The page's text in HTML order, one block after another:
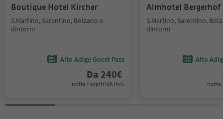
Boutique Hotel Kircher
S.Martino, Sarentino, Bolzano e
dintorni
Alto Adige Guest Pass
Da 240€
notte / ospiti IVA incl.
Almhotel Bergerhof
S.Martino, Sarentino,
dintorni
Alto
notte